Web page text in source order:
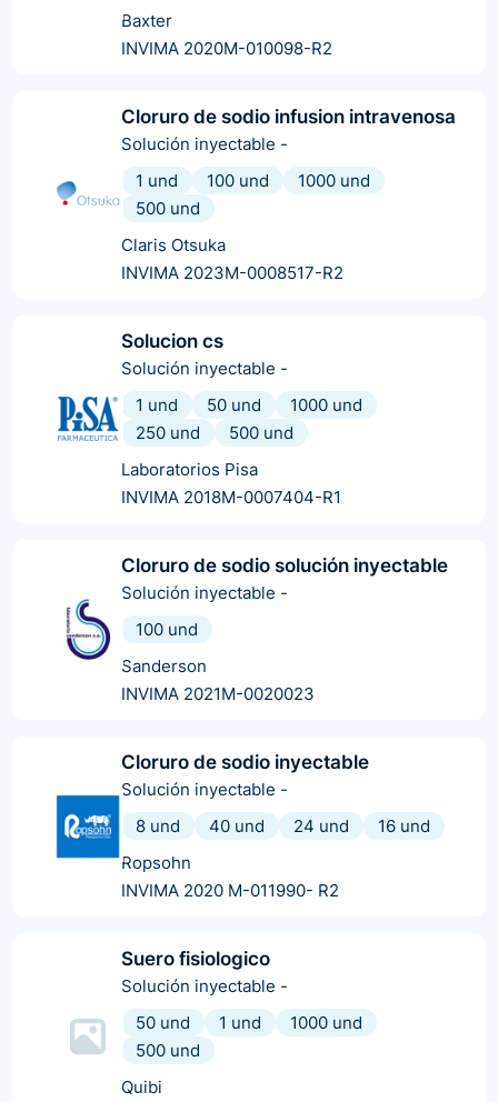
Baxter
INVIMA 2020M-010098-R2
Cloruro de sodio infusion intravenosa
Solución inyectable -
1 und
100 und
1000 und
500 und
Claris Otsuka
INVIMA 2023M-0008517-R2
Solucion cs
Solución inyectable -
1 und
50 und
1000 und
250 und
500 und
Laboratorios Pisa
INVIMA 2018M-0007404-R1
Cloruro de sodio solución inyectable
Solución inyectable -
100 und
Sanderson
INVIMA 2021M-0020023
Cloruro de sodio inyectable
Solución inyectable -
8 und
40 und 24 und
16 und
Ropsohn
INVIMA 2020 M-011990- R2
Suero fisiologico
Solución inyectable -
50 und
1 und
1000 und
500 und
Quibi